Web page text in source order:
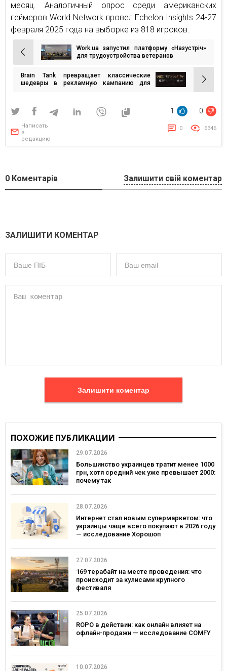
месяц. Аналогичный опрос среди американских
геймеров World Network провел Echelon Insights 24-27
февраля 2025 года на выборке из 818 игроков.
Навигация
по
записям
Work.ua запустил платформу «Назустріч»
для трудоустройства ветеранов
Brain Tank превращает классические
шедевры в рекламную кампанию для
1 0
Написать
в
редакцию
0 6346
0 Коментарів Залишити свій коментар
ЗАЛИШИТИ КОМЕНТАР
Залишити коментар
ПОХОЖИЕ ПУБЛИКАЦИИ
29.07.2026
Большинство украинцев тратит менее 1000
грн, хотя средний чек уже превышает 2000:
почему так
28.07.2026
Интернет стал новым супермаркетом: что
украинцы чаще всего покупают в 2026 году
— исследование Хорошоп
27.07.2026
169 терабайт на месте проведения: что
происходит за кулисами крупного
фестиваля
25.07.2026
ROPO в действии: как онлайн влияет на
офлайн-продажи — исследование COMFY
10.07.2026